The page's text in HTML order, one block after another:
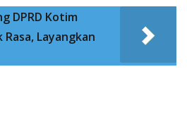
DPRD Kotim
Layangkan